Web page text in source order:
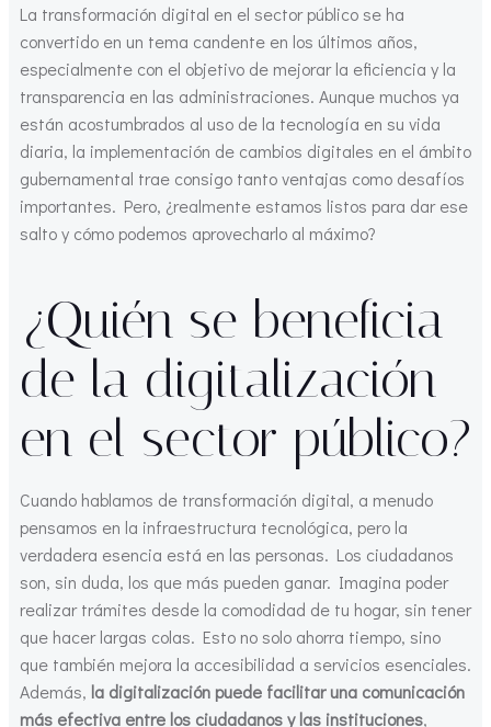
La transformación digital en el sector público se ha
convertido en un tema candente en los últimos años,
especialmente con el objetivo de mejorar la eficiencia y la
transparencia en las administraciones. Aunque muchos ya
están acostumbrados al uso de la tecnología en su vida
diaria, la implementación de cambios digitales en el ámbito
gubernamental trae consigo tanto ventajas como desafíos
importantes. Pero, ¿realmente estamos listos para dar ese
salto y cómo podemos aprovecharlo al máximo?
¿Quién se beneficia
de la digitalización
en el sector público?
Cuando hablamos de transformación digital, a menudo
pensamos en la infraestructura tecnológica, pero la
verdadera esencia está en las personas. Los ciudadanos
son, sin duda, los que más pueden ganar. Imagina poder
realizar trámites desde la comodidad de tu hogar, sin tener
que hacer largas colas. Esto no solo ahorra tiempo, sino
que también mejora la accesibilidad a servicios esenciales.
Además, la digitalización puede facilitar una comunicación
más efectiva entre los ciudadanos y las instituciones,